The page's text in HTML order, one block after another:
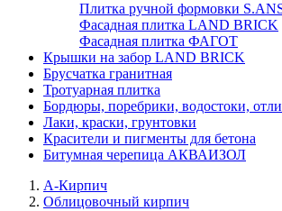
Плитка ручной формовки
Фасадная плитка LAND BRICK
Фасадная плитка ФАГОТ
Крышки на забор LAND BRICK
Брусчатка гранитная
Тротуарная плитка
Бордюры, поребрики, водостоки,
Лаки, краски, грунтовки
Красители и пигменты для бетона
Битумная черепица АКВАИЗОЛ
А-Кирпич
Облицовочный кирпич